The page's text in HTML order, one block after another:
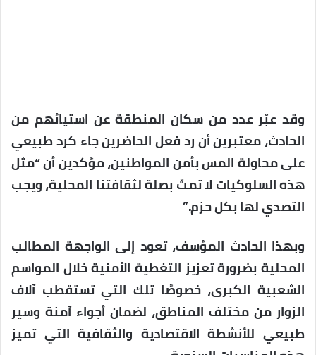
وقد عبّر عدد من سكان المنطقة عن استيائهم من
الحادث، معتبرين أن رد فعل الحاضرين جاء كرد طبيعي
على محاولة المس بأمن المواطنين، مؤكدين أن “مثل
هذه السلوكيات لا تمتّ بصلة لثقافتنا المحلية، ويجب
التصدي لها بكل حزم.”
وبهذا الحادث المؤسف، تعود إلى الواجهة المطالب
المحلية بضرورة تعزيز التغطية الأمنية خلال المواسم
الشعبية الكبرى، خصوصًا تلك التي تستقطب آلاف
الزوار من مختلف المناطق، لضمان أجواء آمنة وسير
طبيعي للأنشطة الاقتصادية والثقافية التي تميز